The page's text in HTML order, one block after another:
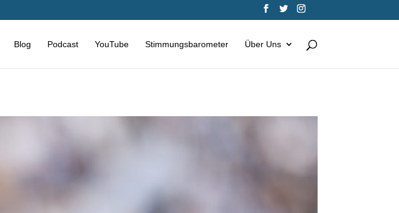
Blog Podcast YouTube Stimmungsbarometer Über Uns